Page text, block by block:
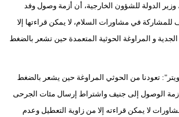
علوم
وتكنولوجيا
مدوَّنات
، وزير الدولة للشؤون الخارجية، أن أزمة وصول وفد
للمشاركة في مشاورات السلام، لا يمكن قراءتها إلا
و المراوغة الحوثية المتعمدة حين تشعر بالضغط
تعودنا من الحوثي المراوغة حين يشعر بالضغط
الوصول إلى جنيف واشتراط إرسال مئات الجرحى
لا يمكن قراءته إلا من زاوية التعطيل وعدم